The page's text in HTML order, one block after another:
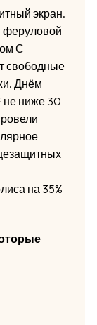
экран.
феруловой
С
свободные
Днём
не ниже 30
на 35%